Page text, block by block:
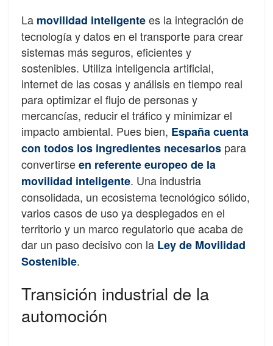
La movilidad inteligentees la integración de
tecnología y datos en el transporte para crear
sistemas más seguros, eficientes y
sostenibles. Utiliza inteligencia artificial,
internet de las cosas y análisis en tiempo real
para optimizar el flujo de personas y
mercancías, reducir el tráfico y minimizar el
impacto ambiental. Pues bien, España cuenta
con todos los ingredientes necesarios para
convertirseen referente europeo de la
movilidad inteligente. Una industria
consolidada, un ecosistema tecnológico sólido,
varios casos de uso ya desplegados en el
territorio y un marco regulatorio que acaba de
dar un paso decisivo con la Ley de Movilidad
Sostenible.
Transición industrial de la
automoción